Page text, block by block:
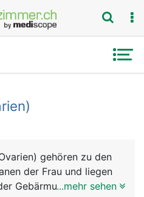
gehören zu den
der Frau und liegen
Gebärmutter. Sie haben
...mehr sehen